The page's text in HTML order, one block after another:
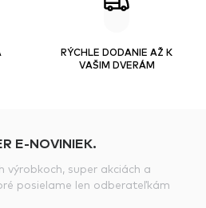
RÝCHLE DODANIE AŽ K
VAŠIM DVERÁM
E-NOVINIEK.
výrobkoch, super akciách a
posielame len odberateľkám